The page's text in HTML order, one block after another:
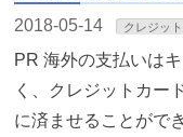
2018-05-14 クレジッ
PR 海外の支払いは
く、クレジットカー
に済ませることがで